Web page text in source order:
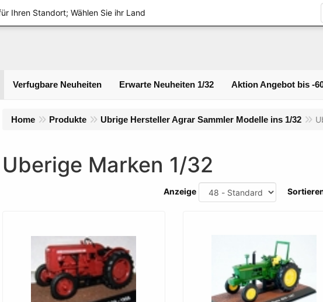
Verfugbare Neuheiten Erwarte Neuheiten 1/32 Aktion Angebot bis -
Home Produkte Ubrige Hersteller Agrar Sammler Modelle ins 1/32
Uberige Marken 1/32
Anzeige
Ihren Standort; Wählen Sie ihr Land